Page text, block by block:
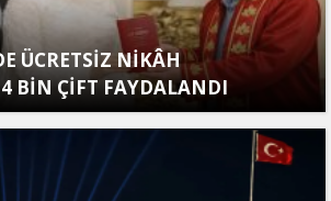
ÜCRETSİZ NİKÂH
BİN ÇİFT FAYDALANDI